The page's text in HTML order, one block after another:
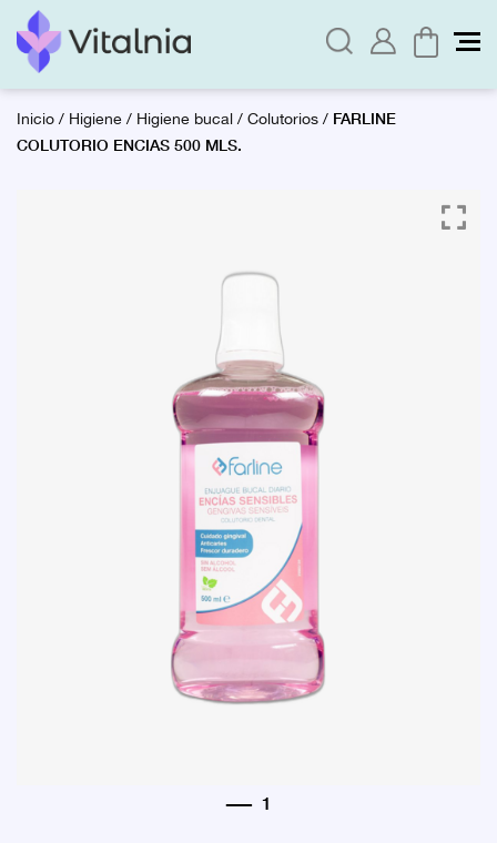
Inicio/ Higiene/ Higiene bucal/Colutorios/ FARLINE
COLUTORIO ENCIAS 500 MLS.